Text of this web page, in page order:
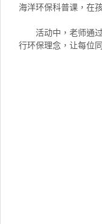
海洋环保科普课，在
活动中，老师通
行环保理念，让每位